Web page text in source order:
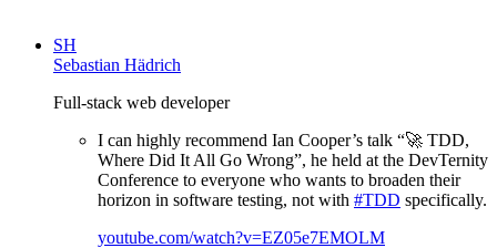
SH
Sebastian Hädrich
Full-stack web developer
I can highly recommend Ian Cooper’s talk “🚀 TDD,
Where Did It All Go Wrong”, he held at the DevTernity
Conference to everyone who wants to broaden their
horizon in software testing, not with #TDD specifically.
youtube.com/watch?v=EZ05e7EMOLM